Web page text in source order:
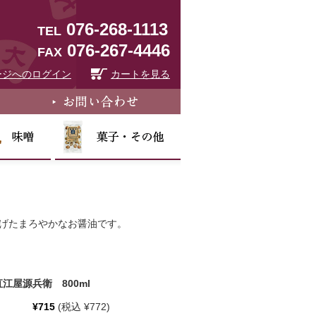
TEL 076-268-1113
FAX 076-267-4446
へのログイン カートを見る
たまろやかなお醤油です。
屋源兵衛 800ml
¥715 (税込 ¥772)